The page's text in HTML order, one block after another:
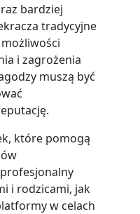
bardziej
tradycyjne
i zagrożenia
muszą być
które pomogą
i rodzicami, jak
w celach